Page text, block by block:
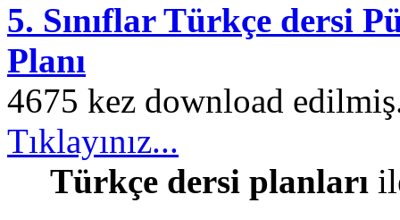
5. Sınıflar Türkçe dersi
Planı
4675 kez download
Tıklayınız...
Türkçe dersi planları